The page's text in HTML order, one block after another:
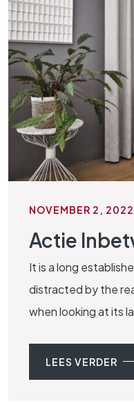
NOVEMBER 2, 2022
Actie
It is a long
distracted by the
when looking at its
LEES VERDER